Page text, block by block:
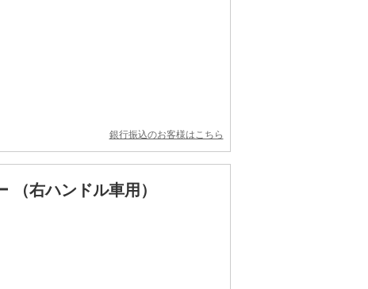
銀行振込のお客様はこちら
（右ハンドル車用）